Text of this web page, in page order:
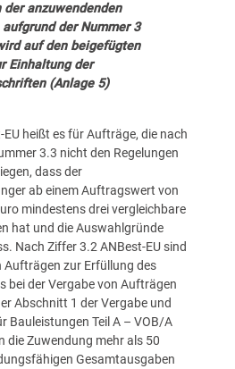
anzuwendenden
der Nummer 3
auf den beigefügten
Einhaltung der
(Anlage 5)
heißt es für Aufträge, die nach
3.3 nicht den Regelungen
dass der
ab einem Auftragswert von
mindestens drei vergleichbare
hat und die Auswahlgründe
Nach Ziffer 3.2 ANBest-EU sind
Aufträgen zur Erfüllung des
bei der Vergabe von Aufträgen
Abschnitt 1 der Vergabe und
Bauleistungen Teil A – VOB/A
die Zuwendung mehr als 50
Gesamtausgaben